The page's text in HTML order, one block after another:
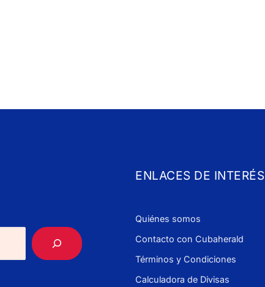
ENLACES DE INTERÉS
Quiénes somos
Contacto con Cubaherald
Términos y Condiciones
Calculadora de Divisas